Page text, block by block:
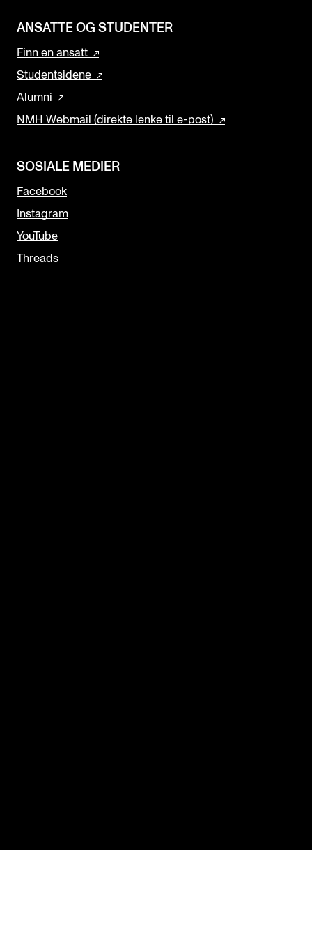
ANSATTE OG STUDENTER
Finn en ansatt
Studentsidene
Alumni
NMH Webmail (direkte lenke til e-post)
SOSIALE MEDIER
Facebook
Instagram
YouTube
Threads